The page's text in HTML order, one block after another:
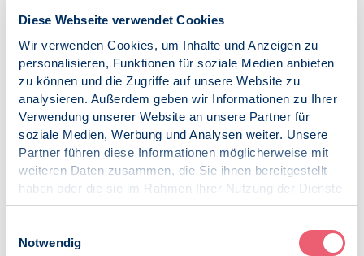
Diese Webseite verwendet Cookies
Wir verwenden Cookies, um Inhalte und Anzeigen zu
personalisieren, Funktionen für soziale Medien anbieten
zu können und die Zugriffe auf unsere Website zu
analysieren. Außerdem geben wir Informationen zu Ihrer
Verwendung unserer Website an unsere Partner für
soziale Medien, Werbung und Analysen weiter. Unsere
Partner führen diese Informationen möglicherweise mit
weiteren Daten zusammen, die Sie ihnen bereitgestellt
haben oder die sie im Rahmen Ihrer Nutzung der Dienste
gesammelt haben.
Notwendig
03.12.2024
Pressemitteilung | Psychologie und Gesundheit |
Digitale Gesellschaft und Psychologie
Die ePA für alle schützt sensible Befunde
nicht ausreichend!
12.11.2024